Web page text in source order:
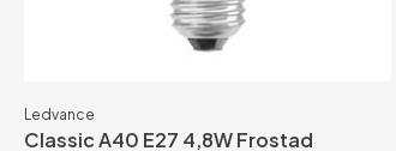
Ledvance
Classic A40 E27 4,8W Frostad